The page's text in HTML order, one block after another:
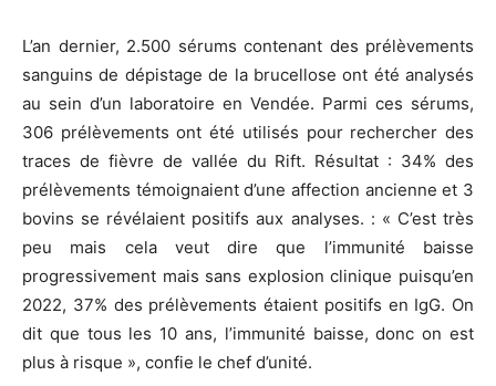
L’an dernier, 2.500 sérums contenant des prélèvements
sanguins de dépistage de la brucellose ont été analysés
au sein d’un laboratoire en Vendée. Parmi ces sérums,
306 prélèvements ont été utilisés pour rechercher des
traces de fièvre de vallée du Rift. Résultat : 34% des
prélèvements témoignaient d’une affection ancienne et 3
bovins se révélaient positifs aux analyses. : « C’est très
peu mais cela veut dire que l’immunité baisse
progressivement mais sans explosion clinique puisqu’en
2022, 37% des prélèvements étaient positifs en IgG. On
dit que tous les 10 ans, l’immunité baisse, donc on est
plus à risque », confie le chef d’unité.